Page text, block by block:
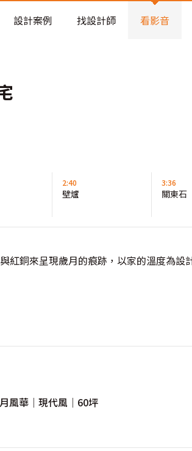
老屋預算分配與高 CP 值煥
設計案例 找設計師 看影音
2:40
壁爐
3:36
關東石
紅銅來呈現歲月的痕跡，以家的溫度為設
風華｜現代風｜60坪